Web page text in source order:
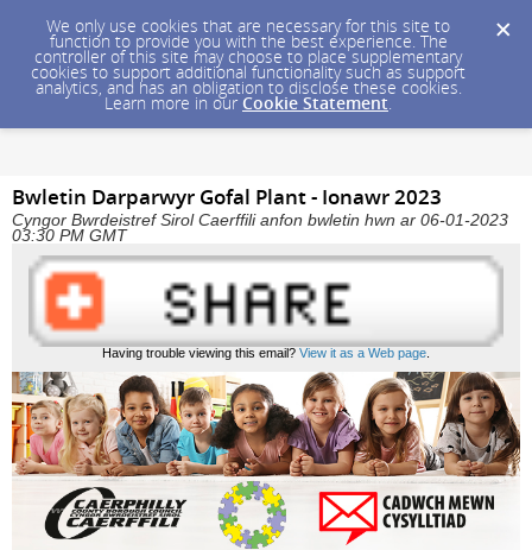
We only use cookies that are necessary for this site to
function to provide you with the best experience. The
controller of this site may choose to place supplementary
cookies to support additional functionality such as support
analytics, and has an obligation to disclose these cookies.
Learn more in our Cookie Statement.
Bwletin Darparwyr Gofal Plant - Ionawr 2023
Cyngor Bwrdeistref Sirol Caerffili anfon bwletin hwn ar 06-01-2023
03:30 PM GMT
Having trouble viewing this email? View it as a Web page